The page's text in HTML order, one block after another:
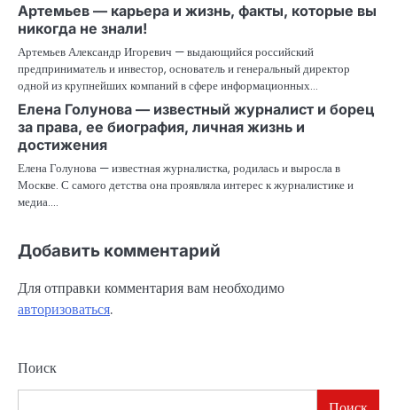
Артемьев — карьера и жизнь, факты, которые вы
никогда не знали!
Артемьев Александр Игоревич — выдающийся российский
предприниматель и инвестор, основатель и генеральный директор
одной из крупнейших компаний в сфере информационных…
Елена Голунова — известный журналист и борец
за права, ее биография, личная жизнь и
достижения
Елена Голунова — известная журналистка, родилась и выросла в
Москве. С самого детства она проявляла интерес к журналистике и
медиа.…
Добавить комментарий
Для отправки комментария вам необходимо
авторизоваться.
Поиск